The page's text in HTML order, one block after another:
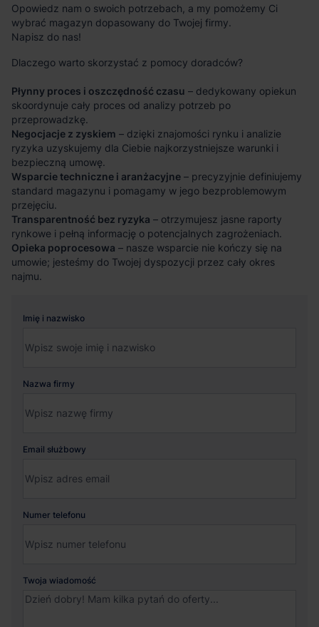
Opowiedz nam o swoich potrzebach, a my pomożemy Ci
wybrać magazyn dopasowany do Twojej firmy.
Napisz do nas!
Dlaczego warto skorzystać z pomocy doradców?
Płynny proces i oszczędność czasu – dedykowany opiekun
skoordynuje cały proces od analizy potrzeb po
przeprowadzkę.
Negocjacje z zyskiem – dzięki znajomości rynku i analizie
ryzyka uzyskujemy dla Ciebie najkorzystniejsze warunki i
bezpieczną umowę.
Wsparcie techniczne i aranżacyjne – precyzyjnie definiujemy
standard magazynu i pomagamy w jego bezproblemowym
przejęciu.
Transparentność bez ryzyka – otrzymujesz jasne raporty
rynkowe i pełną informację o potencjalnych zagrożeniach.
Opieka poprocesowa – nasze wsparcie nie kończy się na
umowie; jesteśmy do Twojej dyspozycji przez cały okres
najmu.
Imię i nazwisko
Nazwa firmy
Email służbowy
Numer telefonu
Twoja wiadomość